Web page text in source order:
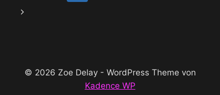
Seite
Nächste
© 2026 Zoe Delay - WordPress Theme von
Kadence WP